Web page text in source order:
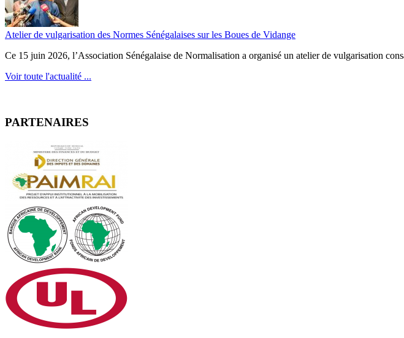
Atelier de vulgarisation des Normes Sénégalaises sur les Boues de Vidange
Ce 15 juin 2026, l’Association Sénégalaise de Normalisation a organisé un atelier de vulgarisation
Voir toute l'actualité ...
PARTENAIRES